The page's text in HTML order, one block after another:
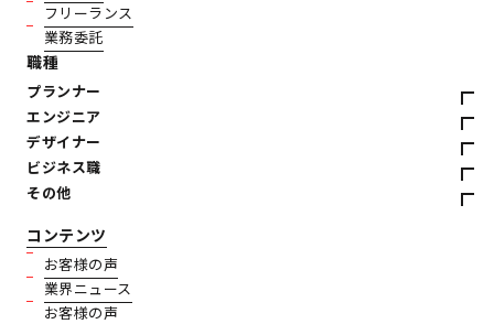
フリーランス
業務委託
職種
プランナー
エンジニア
デザイナー
ビジネス職
その他
コンテンツ
お客様の声
業界ニュース
お客様の声